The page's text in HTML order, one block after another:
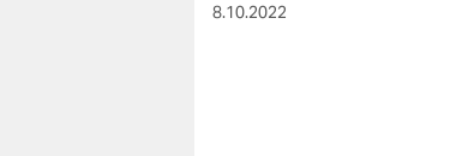
8.10.2022